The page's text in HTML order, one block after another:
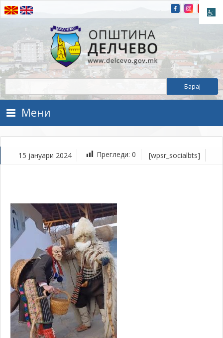
Прескокнете на содржината
Општина Делчево
Општина Делчево
Мени
15 јануари 2024 Прегледи: 0 [wpsr_socialbts]